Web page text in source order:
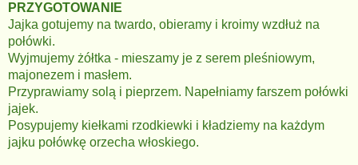
PRZYGOTOWANIE
Jajka gotujemy na twardo, obieramy i kroimy wzdłuż na
połówki.
Wyjmujemy żółtka - mieszamy je z serem pleśniowym,
majonezem i masłem.
Przyprawiamy solą i pieprzem. Napełniamy farszem połówki
jajek.
Posypujemy kiełkami rzodkiewki i kładziemy na każdym
jajku połówkę orzecha włoskiego.